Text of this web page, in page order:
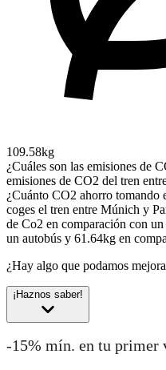
109.58kg
¿Cuáles son las emisiones de
emisiones de CO2 del tren
¿Cuánto CO2 ahorro tomando
coges el tren entre Múnich y
de Co2 en comparación con
un autobús y 61.64kg en
¿Hay algo que podamos
¡Haznos saber!
-15% mín. en tu primer